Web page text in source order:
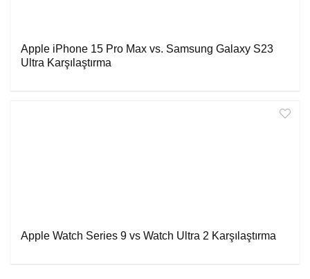
Apple iPhone 15 Pro Max vs. Samsung Galaxy S23
Ultra Karşılaştırma
Apple Watch Series 9 vs Watch Ultra 2 Karşılaştırma